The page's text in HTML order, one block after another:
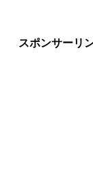
スポンサーリ